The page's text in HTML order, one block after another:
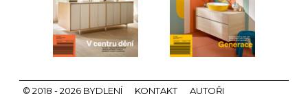
© 2018 - 2026 BYDLENÍ KONTAKT AUTOŘI